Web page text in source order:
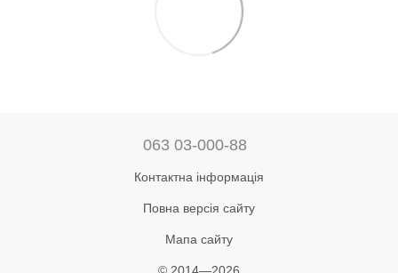
063 03-000-88
Контактна інформація
Повна версія сайту
Мапа сайту